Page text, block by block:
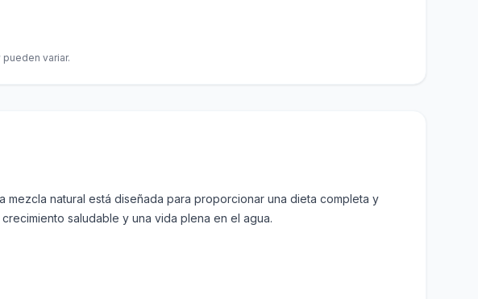
variar.
mezcla natural está diseñada para proporcionar una dieta completa y
saludable y una vida plena en el agua.